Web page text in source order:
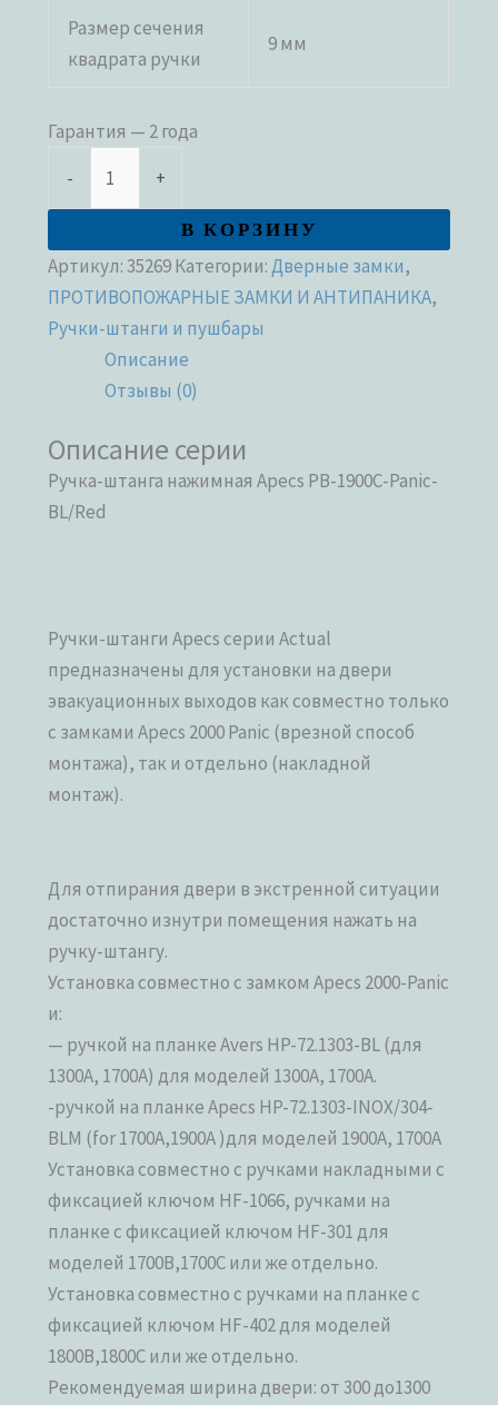
Размер сечения
квадрата ручки
9 мм
Гарантия — 2 года
-
+
В КОРЗИНУ
Артикул:35269Категории:Дверные замки,
ПРОТИВОПОЖАРНЫЕ ЗАМКИ И АНТИПАНИКА,
Ручки-штанги и пушбары
Описание
Отзывы (0)
Описание серии
Ручка-штанга нажимная Apecs PB-1900C-Panic-
BL/Red
Ручки-штанги Apecs серии Actual
предназначены для установки на двери
эвакуационных выходов как совместно только
с замками Apecs 2000 Panic (врезной способ
монтажа), так и отдельно (накладной
монтаж).
Для отпирания двери в экстренной ситуации
достаточно изнутри помещения нажать на
ручку-штангу.
Установка совместно с замком Apecs 2000-Panic
и:
— ручкой на планке Avers HP-72.1303-BL (для
1300A, 1700A) для моделей 1300A, 1700A.
-ручкой на планке Apecs HP-72.1303-INOX/304-
BLM (for 1700A,1900A )для моделей 1900A, 1700A
Установка совместно с ручками накладными с
фиксацией ключом HF-1066, ручками на
планке с фиксацией ключом HF-301 для
моделей 1700В,1700С или же отдельно.
Установка совместно с ручками на планке с
фиксацией ключом HF-402 для моделей
1800В,1800С или же отдельно.
Рекомендуемая ширина двери: от 300 до1300